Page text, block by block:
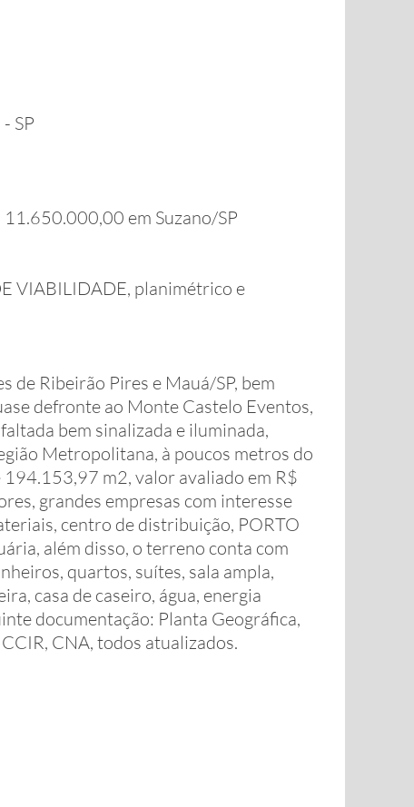
SP
em Suzano/SP
VIABILIDADE, planimétrico e
de Ribeirão Pires e Mauá/SP, bem
defronte ao Monte Castelo Eventos,
bem sinalizada e iluminada,
Metropolitana, à poucos metros do
m2, valor avaliado em R$
grandes empresas com interesse
centro de distribuição, PORTO
além disso, o terreno conta com
quartos, suítes, sala ampla,
casa de caseiro, água, energia
documentação: Planta Geográfica,
CNA, todos atualizados.